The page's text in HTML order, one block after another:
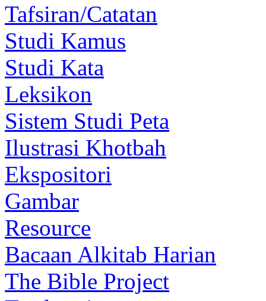
Tafsiran/Catatan
Studi Kamus
Studi Kata
Leksikon
Sistem Studi Peta
Ilustrasi Khotbah
Ekspositori
Gambar
Resource
Bacaan Alkitab Harian
The Bible Project